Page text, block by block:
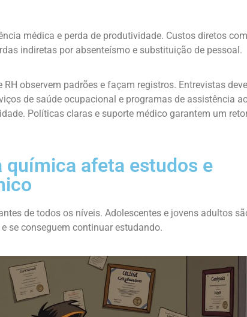
médica e perda de produtividade. Custos diretos com
indiretas por absenteísmo e substituição de pessoal.
observem padrões e façam registros. Entrevistas
de saúde ocupacional e programas de assistência
Políticas claras e suporte médico garantem um
química afeta estudos e
de todos os níveis. Adolescentes e jovens adultos
se conseguem continuar estudando.